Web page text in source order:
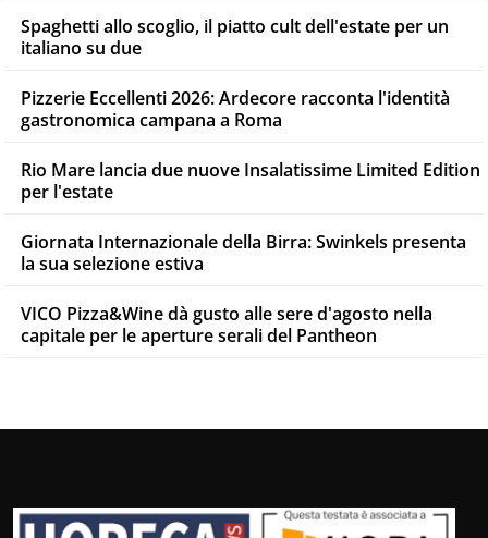
Spaghetti allo scoglio, il piatto cult dell'estate per un
italiano su due
Pizzerie Eccellenti 2026: Ardecore racconta l'identità
gastronomica campana a Roma
Rio Mare lancia due nuove Insalatissime Limited Edition
per l'estate
Giornata Internazionale della Birra: Swinkels presenta
la sua selezione estiva
VICO Pizza&Wine dà gusto alle sere d'agosto nella
capitale per le aperture serali del Pantheon